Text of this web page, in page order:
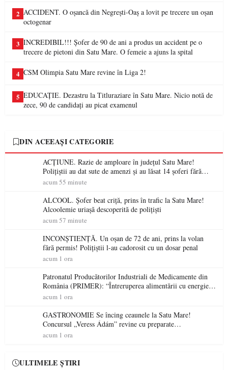
2 ACCIDENT. O oșancă din Negrești-Oaș a lovit pe trecere un oșan
octogenar
3 INCREDIBIL!!! Șofer de 90 de ani a produs un accident pe o
trecere de pietoni din Satu Mare. O femeie a ajuns la spital
4 CSM Olimpia Satu Mare revine în Liga 2!
5 EDUCAȚIE. Dezastru la Titluraziare în Satu Mare. Nicio notă de
zece, 90 de candidați au picat examenul
DIN ACEEAȘI CATEGORIE
ACȚIUNE. Razie de amploare în județul Satu Mare!
Polițiștii au dat sute de amenzi și au lăsat 14 șoferi fără
permis într-o singură zi
acum 55 minute
ALCOOL. Șofer beat criță, prins în trafic la Satu Mare!
Alcoolemie uriașă descoperită de polițiști
acum 57 minute
INCONȘTIENȚĂ. Un oșan de 72 de ani, prins la volan
fără permis! Polițiștii l-au cadorosit cu un dosar penal
acum 1 ora
Patronatul Producătorilor Industriali de Medicamente din
România (PRIMER): “Întreruperea alimentării cu energie
electrică a fabricilor de medicamente va pune în pericol
acum 1 ora
GASTRONOMIE Se încing ceaunele la Satu Mare!
Concursul „Veress Ádám” revine cu preparate
spectaculoase, premii și un jurat de renume
acum 1 ora
ULTIMELE ȘTIRI